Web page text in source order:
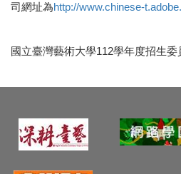
司網址為http://www.chinese-
國立臺灣藝術大學112學年度招生委